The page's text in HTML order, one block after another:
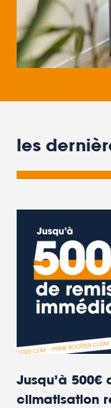
les
Jusqu’à
climatisation